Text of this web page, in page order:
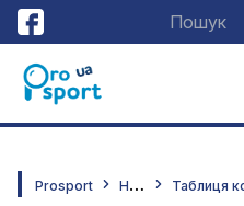
Prosport Н
овини